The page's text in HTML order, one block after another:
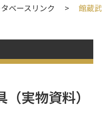
ベースリンク
館蔵武
実物資料）